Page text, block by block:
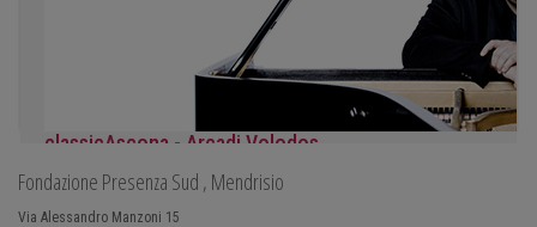
classicAscona - Arcadi Volodos
Klavierrezital
Samstag, 19.09, 19:30 in Ascona
Fondazione Presenza Sud , Mendrisio
Via Alessandro Manzoni 15